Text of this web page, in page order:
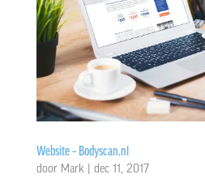
Website – Bodyscan.nl
door Mark| dec 11, 2017